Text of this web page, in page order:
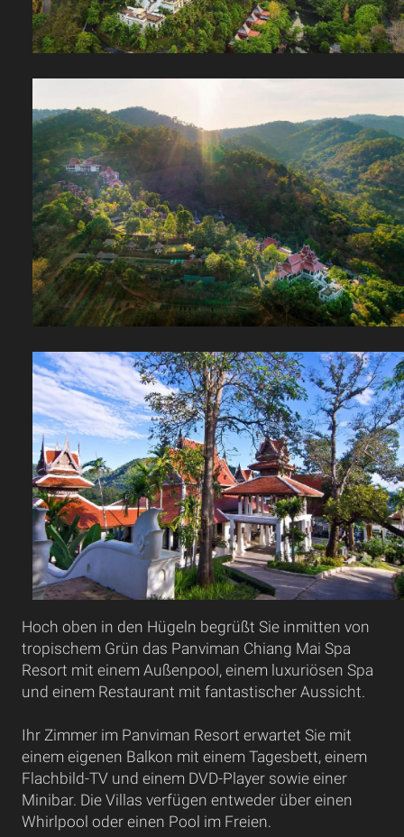
Hoch oben in den Hügeln begrüßt Sie inmitten von
tropischem Grün das Panviman Chiang Mai Spa
Resort mit einem Außenpool, einem luxuriösen Spa
und einem Restaurant mit fantastischer Aussicht.
Ihr Zimmer im Panviman Resort erwartet Sie mit
einem eigenen Balkon mit einem Tagesbett, einem
Flachbild-TV und einem DVD-Player sowie einer
Minibar. Die Villas verfügen entweder über einen
Whirlpool oder einen Pool im Freien.